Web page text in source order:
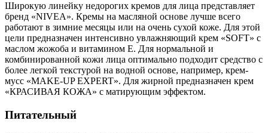
Широкую линейку недорогих кремов для лица представляет
бренд «NIVEA». Кремы на масляной основе лучше всего
работают в зимние месяцы или на очень сухой коже. Для этой
цели предназначен интенсивно увлажняющий крем «SOFT» с
маслом жожоба и витамином Е. Для нормальной и
комбинированной кожи лица оптимально подходит средство с
более легкой текстурой на водной основе, например, крем-
мусс «MAKE-UP EXPERT». Для жирной предназначен крем
«КРАСИВАЯ КОЖА» с матирующим эффектом.
Питательный